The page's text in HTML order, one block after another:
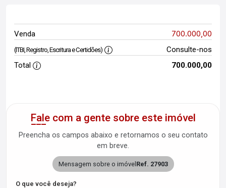
Venda 700.000,00
(ITBI, Registro, Escritura e Certidões)
Consulte-nos
Total
700.000,00
Fale com a gente sobre este imóvel
Preencha os campos abaixo e retornamos o seu contato
em breve.
Mensagem sobre o imóvel Ref. 27903
O que você deseja?